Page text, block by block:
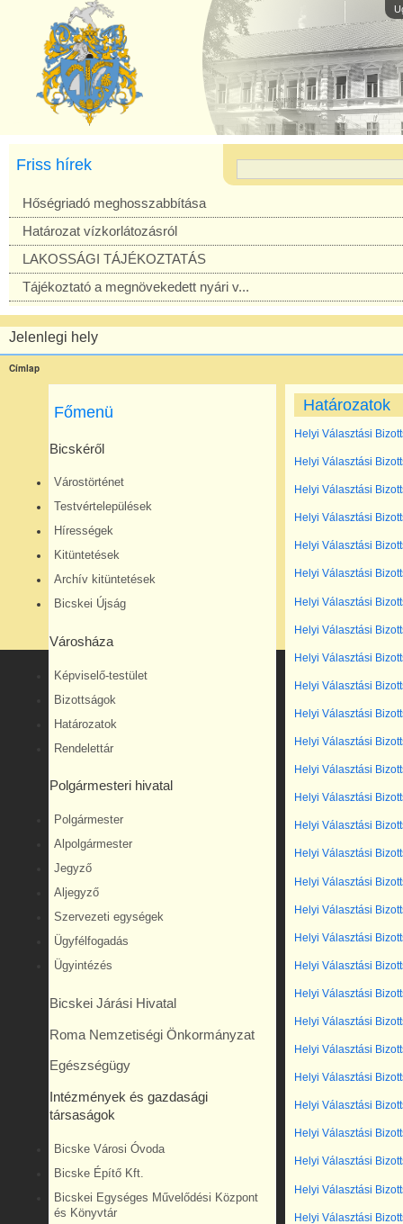
Friss hírek
Hőségriadó meghosszabbítása
Határozat vízkorlátozásról
LAKOSSÁGI TÁJÉKOZTATÁS
Tájékoztató a megnövekedett nyári v...
Jelenlegi hely
Címlap
Főmenü
Bicskéről
Várostörténet
Testvértelepülések
Hírességek
Kitüntetések
Archív kitüntetések
Bicskei Újság
Városháza
Képviselő-testület
Bizottságok
Határozatok
Rendelettár
Polgármesteri hivatal
Polgármester
Alpolgármester
Jegyző
Aljegyző
Szervezeti egységek
Ügyfélfogadás
Ügyintézés
Bicskei Járási Hivatal
Roma Nemzetiségi Önkormányzat
Egészségügy
Intézmények és gazdasági
társaságok
Bicske Városi Óvoda
Bicske Építő Kft.
Bicskei Egységes Művelődési Központ
és Könyvtár
Határozatok
Helyi Választási
Helyi Választási
Helyi Választási
Helyi Választási
Helyi Választási
Helyi Választási
Helyi Választási
Helyi Választási
Helyi Választási
Helyi Választási
Helyi Választási
Helyi Választási
Helyi Választási
Helyi Választási
Helyi Választási
Helyi Választási
Helyi Választási
Helyi Választási
Helyi Választási
Helyi Választási
Helyi Választási
Helyi Választási
Helyi Választási
Helyi Választási
Helyi Választási
Helyi Választási
Helyi Választási
Helyi Választási
Helyi Választási